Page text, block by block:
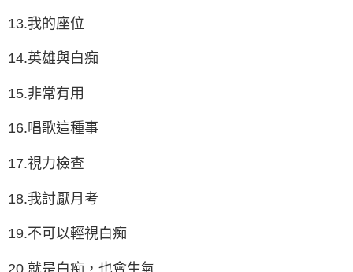
13.我的座位
14.英雄與白痴
15.非常有用
16.唱歌這種事
17.視力檢查
18.我討厭月考
19.不可以輕視白痴
20.就是白痴，也會生氣